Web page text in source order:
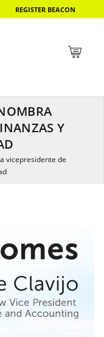
Y
vicepresidente de
REGISTER BEACON